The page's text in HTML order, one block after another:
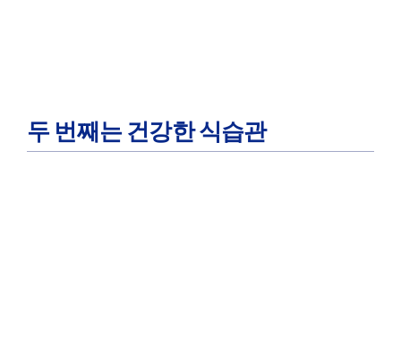
두 번째는 건강한 식습관